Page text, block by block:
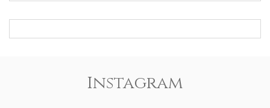
Instagram